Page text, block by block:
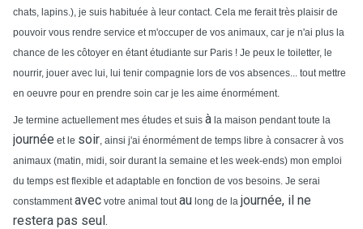
chats, lapins.), je suis habituée à leur contact. Cela me ferait très plaisir de
pouvoir vous rendre service et m'occuper de vos animaux, car je n'ai plus la
chance de les côtoyer en étant étudiante sur Paris ! Je peux le toiletter, le
nourrir, jouer avec lui, lui tenir compagnie lors de vos absences... tout mettre
en oeuvre pour en prendre soin car je les aime énormément.
Je termine actuellement mes études et suis à la maison pendant toute la
journée et le soir, ainsi j'ai énormément de temps libre à consacrer à vos
animaux (matin, midi, soir durant la semaine et les week-ends) mon emploi
du temps est flexible et adaptable en fonction de vos besoins. Je serai
constammentavec votre animal toutau long de la journée, il ne
restera pas seul.